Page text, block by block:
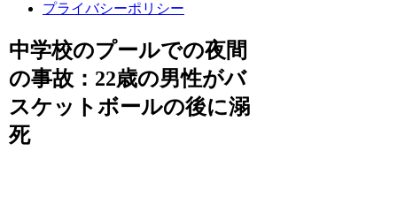
プライバシーポリシー
中学校のプールでの夜間
の事故：22歳の男性がバ
スケットボールの後に溺
死